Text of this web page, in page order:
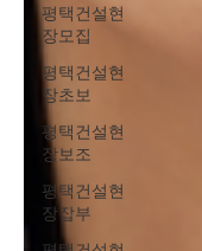
평택건설현
장모집
평택건설현
장초보
평택건설현
장보조
평택건설현
장잡부